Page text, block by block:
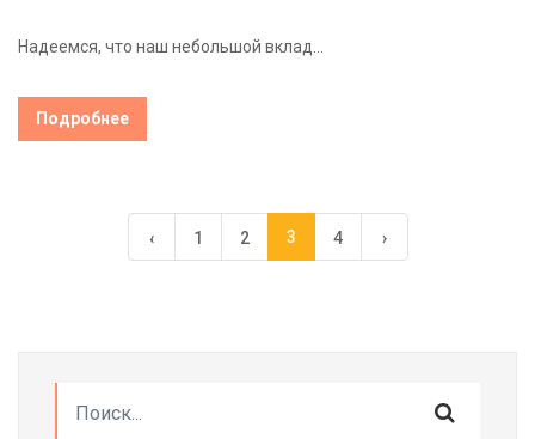
Надеемся, что наш небольшой вклад...
Подробнее
‹ 1 2 3 4 ›